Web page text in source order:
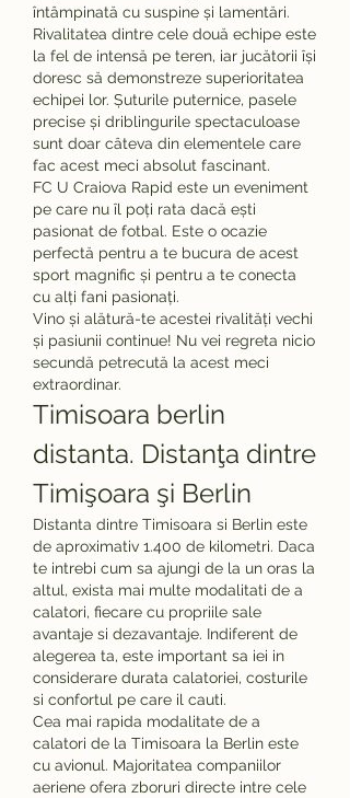
întâmpinată cu suspine și lamentări.
Rivalitatea dintre cele două echipe este
la fel de intensă pe teren, iar jucătorii își
doresc să demonstreze superioritatea
echipei lor. Șuturile puternice, pasele
precise și driblingurile spectaculoase
sunt doar câteva din elementele care
fac acest meci absolut fascinant.
FC U Craiova Rapid este un eveniment
pe care nu îl poți rata dacă ești
pasionat de fotbal. Este o ocazie
perfectă pentru a te bucura de acest
sport magnific și pentru a te conecta
cu alți fani pasionați.
Vino și alătură-te acestei rivalități vechi
și pasiunii continue! Nu vei regreta nicio
secundă petrecută la acest meci
extraordinar.
Timisoara berlin
distanta. Distanţa dintre
Timişoara şi Berlin
Distanta dintre Timisoara si Berlin este
de aproximativ 1.400 de kilometri. Daca
te intrebi cum sa ajungi de la un oras la
altul, exista mai multe modalitati de a
calatori, fiecare cu propriile sale
avantaje si dezavantaje. Indiferent de
alegerea ta, este important sa iei in
considerare durata calatoriei, costurile
si confortul pe care il cauti.
Cea mai rapida modalitate de a
calatori de la Timisoara la Berlin este
cu avionul. Majoritatea companiilor
aeriene ofera zboruri directe intre cele